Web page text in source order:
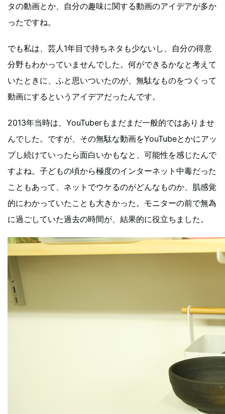
タの動画とか、自分の趣味に関する動画のアイデアが多か
ったですね。
でも私は、芸人1年目で持ちネタも少ないし、自分の得意
分野もわかっていませんでした。何ができるかなと考えて
いたときに、ふと思いついたのが、無駄なものをつくって
動画にするというアイデアだったんです。
2013年当時は、YouTuberもまだまだ一般的ではありませ
んでした。ですが、その無駄な動画をYouTubeとかにアッ
プし続けていったら面白いかもなと、可能性を感じたんで
すよね。子どもの頃から極度のインターネット中毒だった
こともあって、ネットでウケるのがどんなものか、肌感覚
的にわかっていたことも大きかった。モニターの前で無為
に過ごしていた過去の時間が、結果的に役立ちました。